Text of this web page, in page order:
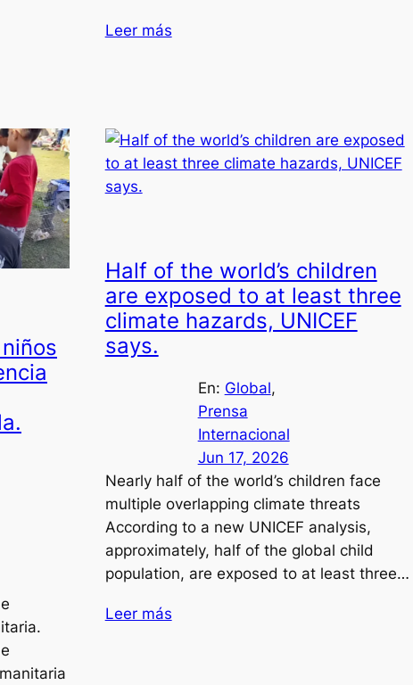
Leer más
Half of the world’s children
are exposed to at least three
climate hazards, UNICEF
says.
En: Global
Prensa
Internacional
Jun 17, 2026
Nearly half of the world’s children face
multiple overlapping climate threats
According to a new UNICEF analysis,
approximately, half of the global child
population, are exposed to at least three…
Leer más